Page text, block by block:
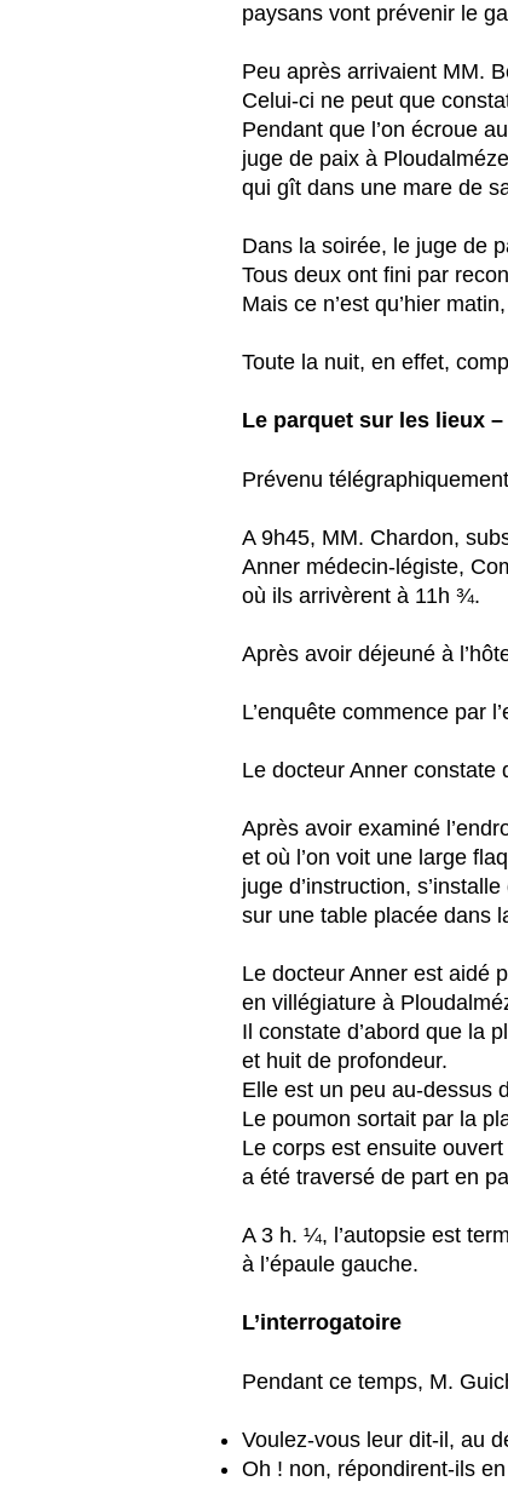
paysans vont prévenir le
Peu après arrivaient MM.
Celui-ci ne peut que
Pendant que l’on écroue
juge de paix à
qui gît dans une mare de
Dans la soirée, le juge de
Tous deux ont fini par
Mais ce n’est qu’hier
Toute la nuit, en effet,
Le parquet sur les lieux –
Prévenu
A 9h45, MM. Chardon,
Anner médecin-légiste,
où ils arrivèrent à 11h ¾.
Après avoir déjeuné à
L’enquête commence par
Le docteur Anner constate
Après avoir examiné
et où l’on voit une large
juge d’instruction,
sur une table placée dans
Le docteur Anner est aidé
en villégiature à
Il constate d’abord que la
et huit de profondeur.
Elle est un peu au-dessus
Le poumon sortait par la
Le corps est ensuite
a été traversé de part en
A 3 h. ¼, l’autopsie est
à l’épaule gauche.
L’interrogatoire
Pendant ce temps, M.
Voulez-vous leur dit-il, au
Oh ! non, répondirent-ils